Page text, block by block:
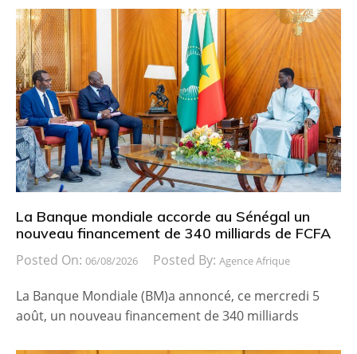
La Banque mondiale accorde au Sénégal un
nouveau financement de 340 milliards de FCFA
Posted On: 06/08/2026 Posted By: Agence Afrique
La Banque Mondiale (BM)a annoncé, ce mercredi 5
août, un nouveau financement de 340 milliards